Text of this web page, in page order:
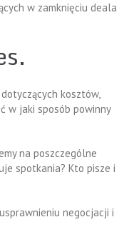
w zamknięciu deala
kosztów,
w jaki sposób powinny
na poszczególne
spotkania? Kto pisze i
negocjacji i